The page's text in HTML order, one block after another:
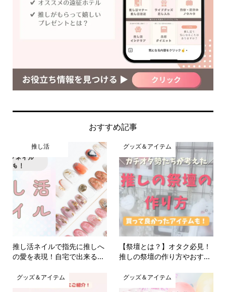
おすすめ記事
推し活
推し活ネイルで指先に推しへ
の愛を表現！自宅で出来る...
グッズ＆アイテム
【祭壇とは？】オタク必見！
推しの祭壇の作り方やおす...
グッズ＆アイテム グッズ＆アイテム